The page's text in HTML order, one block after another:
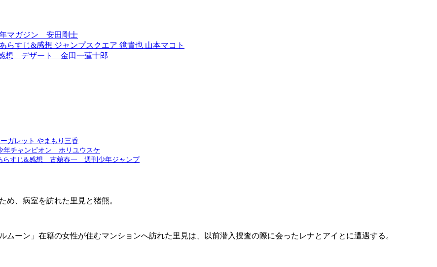
マガジン 安田剛士
らすじ&感想 ジャンプスクエア 鏡貴也 山本マコト
感想 デザート 金田一蓮十郎
ガレット やまもり三香
年チャンピオン ホリユウスケ
らすじ&感想 古舘春一 週刊少年ジャンプ
め、病室を訪れた里見と猪熊。
ムーン」在籍の女性が住むマンションへ訪れた里見は、以前潜入捜査の際に会ったレナとアイとに遭遇する。